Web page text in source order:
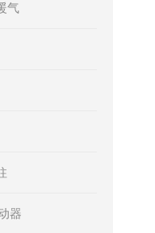
气
器